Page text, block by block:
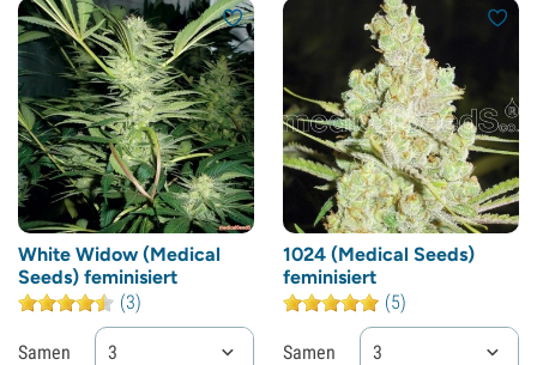
White Widow (Medical
Seeds) feminisiert
(3)
Samen 3
1024 (Medical Seeds)
feminisiert
(5)
Samen 3